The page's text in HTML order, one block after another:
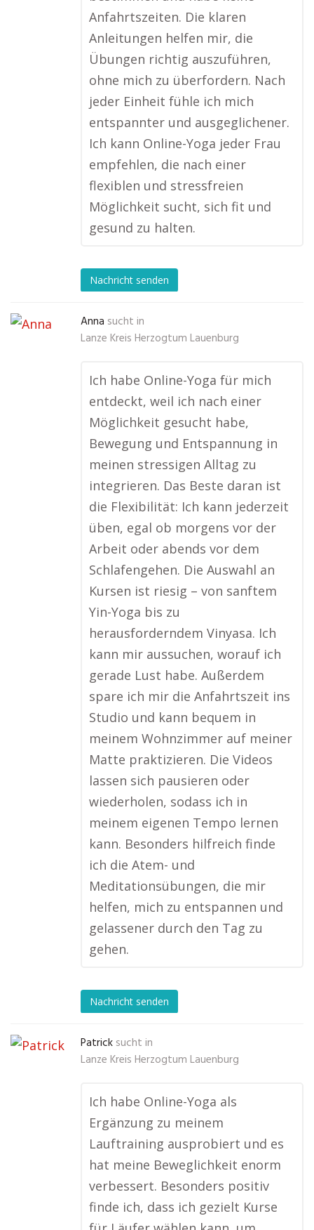
Anfahrtszeiten. Die klaren
Anleitungen helfen mir, die
Übungen richtig auszuführen,
ohne mich zu überfordern. Nach
jeder Einheit fühle ich mich
entspannter und ausgeglichener.
Ich kann Online-Yoga jeder Frau
empfehlen, die nach einer
flexiblen und stressfreien
Möglichkeit sucht, sich fit und
gesund zu halten.
Nachricht senden
Anna sucht in
Lanze Kreis Herzogtum Lauenburg
Ich habe Online-Yoga für mich
entdeckt, weil ich nach einer
Möglichkeit gesucht habe,
Bewegung und Entspannung in
meinen stressigen Alltag zu
integrieren. Das Beste daran ist
die Flexibilität: Ich kann jederzeit
üben, egal ob morgens vor der
Arbeit oder abends vor dem
Schlafengehen. Die Auswahl an
Kursen ist riesig – von sanftem
Yin-Yoga bis zu
herausforderndem Vinyasa. Ich
kann mir aussuchen, worauf ich
gerade Lust habe. Außerdem
spare ich mir die Anfahrtszeit ins
Studio und kann bequem in
meinem Wohnzimmer auf meiner
Matte praktizieren. Die Videos
lassen sich pausieren oder
wiederholen, sodass ich in
meinem eigenen Tempo lernen
kann. Besonders hilfreich finde
ich die Atem- und
Meditationsübungen, die mir
helfen, mich zu entspannen und
gelassener durch den Tag zu
gehen.
Nachricht senden
Patrick sucht in
Lanze Kreis Herzogtum Lauenburg
Ich habe Online-Yoga als
Ergänzung zu meinem
Lauftraining ausprobiert und es
hat meine Beweglichkeit enorm
verbessert. Besonders positiv
finde ich, dass ich gezielt Kurse